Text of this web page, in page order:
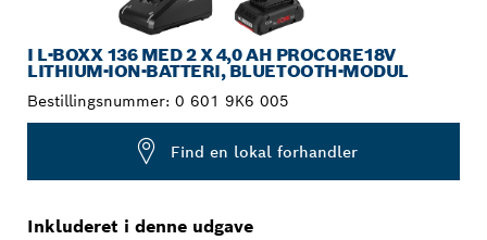
I L-BOXX 136 MED 2 X 4,0 AH PROCORE18V
LITHIUM-ION-BATTERI, BLUETOOTH-MODUL
Bestillingsnummer: 0 601 9K6 005
Find en lokal forhandler
Inkluderet i denne udgave